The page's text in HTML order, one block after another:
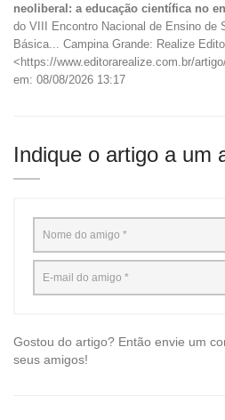
neoliberal: a educação científica no
do VIII Encontro Nacional de Ensino de
Básica... Campina Grande: Realize
<https://www.editorarealize.com.br/
em: 08/08/2026 13:17
Indique o artigo a um
Gostou do artigo? Então envie um
seus amigos!